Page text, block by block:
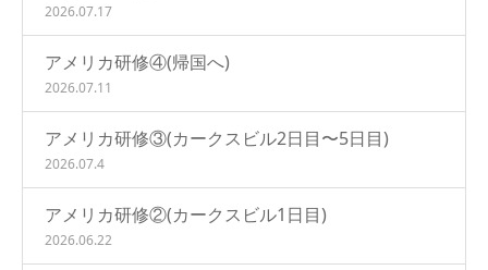
2026.07.17
アメリカ研修④(帰国へ)
2026.07.11
アメリカ研修③(カークスビル2日目〜5日目)
2026.07.4
アメリカ研修②(カークスビル1日目)
2026.06.22